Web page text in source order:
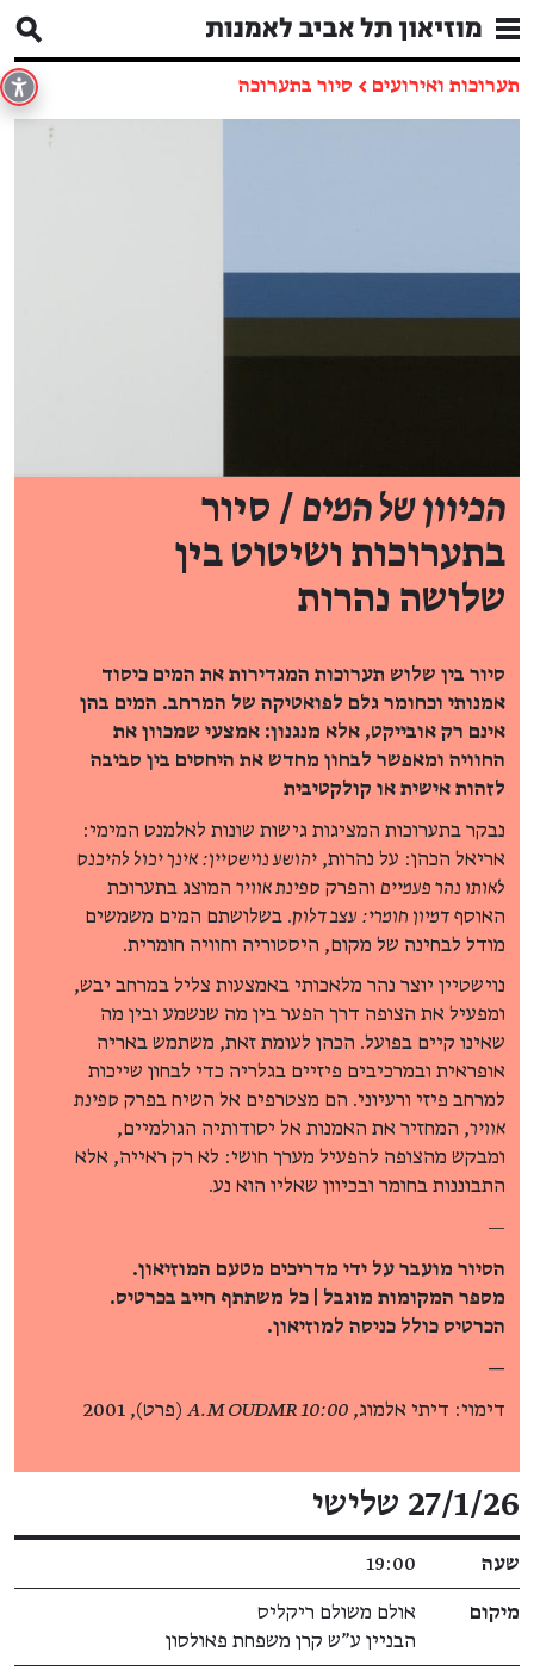
תערוכות ואירועים ← סיור בתערוכה
הכיוון של המים / סיור
בתערוכות ושיטוט בין
שלושה נהרות
סיור בין שלוש תערוכות המגדירות את המים כיסוד
אמנותי וכחומר גלם לפואטיקה של המרחב. המים בהן
אינם רק אובייקט, אלא מנגנון: אמצעי שמכוון את
החוויה ומאפשר לבחון מחדש את היחסים בין סביבה
לזהות אישית או קולקטיבית
נבקר בתערוכות המציגות גישות שונות לאלמנט המימי:
אריאל הכהן: על נהרות, יהושע נוישטיין: אינך יכול להיכנס
לאותו נהר פעמיים והפרק ספינת אוויר המוצג בתערוכת
האוסף דמיון חומרי: עצב דלוק. בשלושתם המים משמשים
מודל לבחינה של מקום, היסטוריה וחוויה חומרית.
נוישטיין יוצר נהר מלאכותי באמצעות צליל במרחב יבש,
ומפעיל את הצופה דרך הפער בין מה שנשמע ובין מה
שאינו קיים בפועל. הכהן לעומת זאת, משתמש באריה
אופראית ובמרכיבים פיזיים בגלריה כדי לבחון שייכות
למרחב פיזי ורעיוני. הם מצטרפים אל השיח בפרק ספינת
אוויר, המחזיר את האמנות אל יסודותיה הגולמיים,
ומבקש מהצופה להפעיל מערך חושי: לא רק ראייה, אלא
התבוננות בחומר ובכיוון שאליו הוא נע.
—
הסיור מועבר על ידי מדריכים מטעם המוזיאון.
מספר המקומות מוגבל | כל משתתף חייב בכרטיס.
הכרטיס כולל כניסה למוזיאון.
—
דימוי: דיתי אלמוג, 10:00 A.M OUDMR (פרט), 2001
27/1/26 שלישי
שעה 19:00
מיקום
אולם משולם ריקליס
הבניין ע"ש קרן משפחת פאולסון